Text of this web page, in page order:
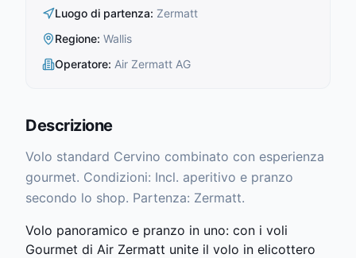
Luogo di partenza: Zermatt
Regione: Wallis
Operatore: Air Zermatt AG
Descrizione
Volo standard Cervino combinato con esperienza
gourmet. Condizioni: Incl. aperitivo e pranzo
secondo lo shop. Partenza: Zermatt.
Volo panoramico e pranzo in uno: con i voli
Gourmet di Air Zermatt unite il volo in elicottero